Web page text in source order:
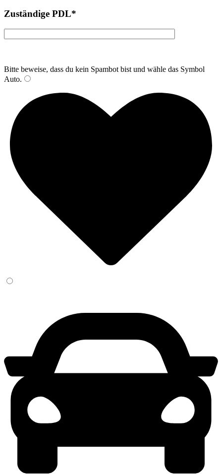
Zuständige PDL*
Bitte beweise, dass du kein Spambot bist und wähle das Symbol
Auto.